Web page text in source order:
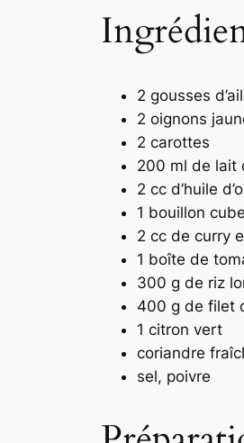
2 gousses d’ail
2 oignons
2 carottes
200 ml de lait
2 cc d’huile
1 bouillon
2 cc de curry
1 boîte de
300 g de riz
400 g de filet
1 citron vert
coriandre
sel, poivre